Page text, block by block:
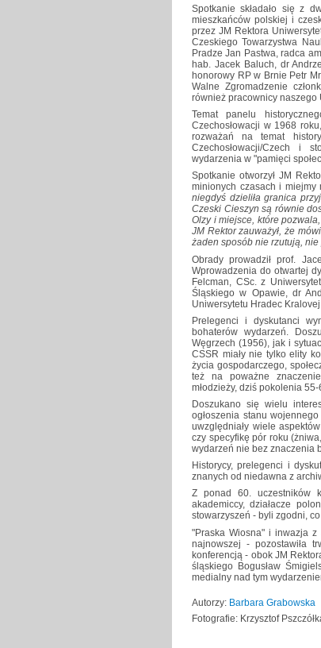
Spotkanie składało się z
mieszkańców polskiej i
przez JM Rektora
Czeskiego Towarzystwa
Pradze Jan Pastwa, radca
hab. Jacek Baluch, dr
honorowy RP w Brnie Petr
Walne Zgromadzenie
również pracownicy naszego
Temat panelu
Czechosłowacji w 1968
rozważań na temat
Czechosłowacji/Czech i
wydarzenia w "pamięci
Spotkanie otworzył JM
minionych czasach i miejmy
niegdyś dzieliła granica
Czeski Cieszyn są równie
Olzy i miejsce, które
JM Rektor zauważył, że
żaden sposób nie rzutują,
Obrady prowadził prof.
Wprowadzenia do otwartej
Felcman, CSc. z
Śląskiego w Opawie, dr
Uniwersytetu Hradec Kralovej.
Prelegenci i dyskutanci
bohaterów wydarzeń.
Węgrzech (1956), jak i
CSSR miały nie tylko elity
życia gospodarczego,
też na poważne
młodzieży, dziś pokolenia
Doszukano się wielu
ogłoszenia stanu
uwzględniały wiele
czy specyfikę pór roku
wydarzeń nie bez znaczenia
Historycy, prelegenci i
znanych od niedawna z
Z ponad 60. uczestników
akademiccy, działacze
stowarzyszeń - byli zgodni,
"Praska Wiosna" i inwazja
najnowszej - pozostawiła
konferencją - obok JM
śląskiego Bogusław
medialny nad tym
Autorzy: Barbara Grabowska
Fotografie: Krzysztof